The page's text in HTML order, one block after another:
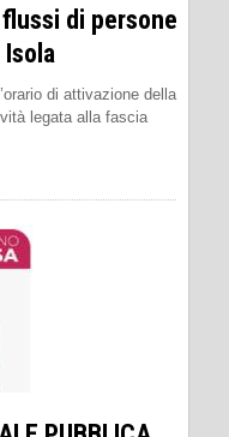
di persone
di attivazione della
legata alla fascia